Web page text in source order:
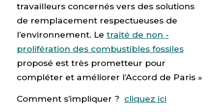
travailleurs concernés vers des solutions
de remplacement respectueuses de
l’environnement. Le traité de non -
prolifération des combustibles fossiles
proposé est très prometteur pour
compléter et améliorer l’Accord de Paris »
Comment s’impliquer ? cliquez ici